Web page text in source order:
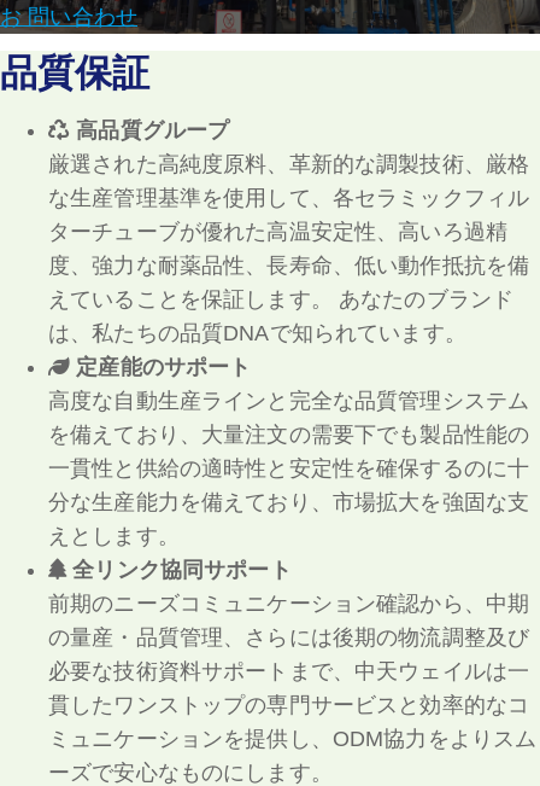
お 問い合わせ
品質保証
高品質グループ
厳選された高純度原料、革新的な調製技術、厳格
な生産管理基準を使用して、各セラミックフィル
ターチューブが優れた高温安定性、高いろ過精
度、強力な耐薬品性、長寿命、低い動作抵抗を備
えていることを保証します。 あなたのブランド
は、私たちの品質DNAで知られています。
定産能のサポート
高度な自動生産ラインと完全な品質管理システム
を備えており、大量注文の需要下でも製品性能の
一貫性と供給の適時性と安定性を確保するのに十
分な生産能力を備えており、市場拡大を強固な支
えとします。
全リンク協同サポート
前期のニーズコミュニケーション確認から、中期
の量産・品質管理、さらには後期の物流調整及び
必要な技術資料サポートまで、中天ウェイルは一
貫したワンストップの専門サービスと効率的なコ
ミュニケーションを提供し、ODM協力をよりスム
ーズで安心なものにします。